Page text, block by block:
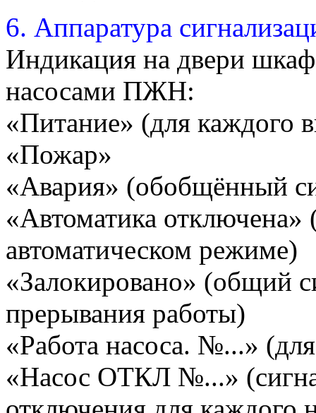
6. Аппаратура
Индикация на двери
насосами ПЖН:
«Питание» (для каждого
«Пожар»
«Авария» (обобщённый
«Автоматика отключена»
автоматическом режиме)
«Залокировано» (общий
прерывания работы)
«Работа насоса. №...»
«Насос ОТКЛ №...»